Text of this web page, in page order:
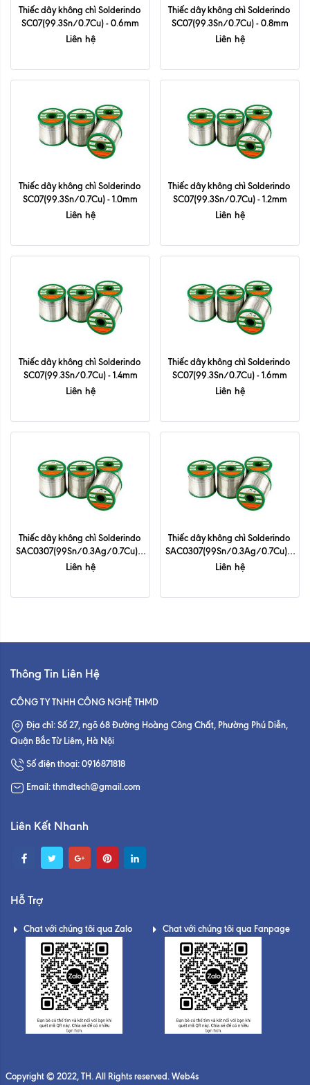
Thiếc dây không chì Solderindo
SC07(99.3Sn/0.7Cu) - 0.6mm
Liên hệ
Thiếc dây không chì Solderindo
SC07(99.3Sn/0.7Cu) - 0.8mm
Liên hệ
Thiếc dây không chì Solderindo
SC07(99.3Sn/0.7Cu) - 1.0mm
Liên hệ
Thiếc dây không chì Solderindo
SC07(99.3Sn/0.7Cu) - 1.2mm
Liên hệ
Thiếc dây không chì Solderindo
SC07(99.3Sn/0.7Cu) - 1.4mm
Liên hệ
Thiếc dây không chì Solderindo
SC07(99.3Sn/0.7Cu) - 1.6mm
Liên hệ
Thiếc dây không chì Solderindo
SAC0307(99Sn/0.3Ag/0.7Cu) -
0.6mm
Liên hệ
Thiếc dây không chì Solderindo
SAC0307(99Sn/0.3Ag/0.7Cu) -
0.8mm
Liên hệ
Thông Tin Liên Hệ
CÔNG TY TNHH CÔNG NGHỆ THMD
Địa chỉ: Số 27, ngõ 68 Đường Hoàng Công Chất, Phường Phú Diễn,
Quận Bắc Từ Liêm, Hà Nội
Số điện thoại: 0916871818
Email: thmdtech@gmail.com
Liên Kết Nhanh
Hỗ Trợ
Chat với chúng tôi qua Zalo Chat với chúng tôi qua Fanpage
Copyright © 2022, TH. All Rights reserved. Web4s